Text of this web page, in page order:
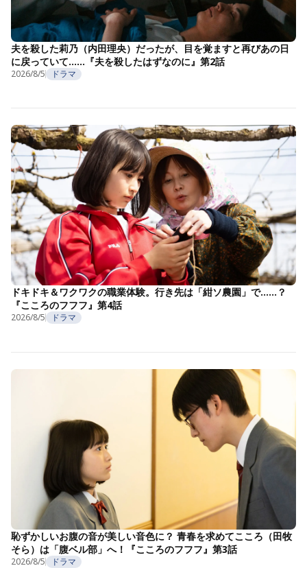
夫を殺した莉乃（内田理央）だったが、目を覚ますと再びあの日
に戻っていて……『夫を殺したはずなのに』第2話
2026/8/5 ドラマ
ドキドキ＆ワクワクの職業体験。行き先は「紺ソ農園」で……？
『こころのフフフ』第4話
2026/8/5 ドラマ
恥ずかしいお腹の音が美しい音色に？ 青春を求めてこころ（田牧
そら）は「腹ベル部」へ！『こころのフフフ』第3話
2026/8/5 ドラマ